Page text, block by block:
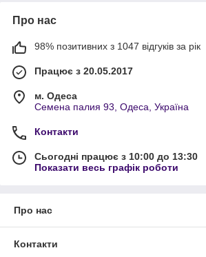
Про нас
98% позитивних з 1047 відгуків за рік
Працює з 20.05.2017
м. Одеса
Семена палия 93, Одеса, Україна
Контакти
Сьогодні працює з 10:00 до 13:30
Показати весь графік роботи
Про нас
Контакти